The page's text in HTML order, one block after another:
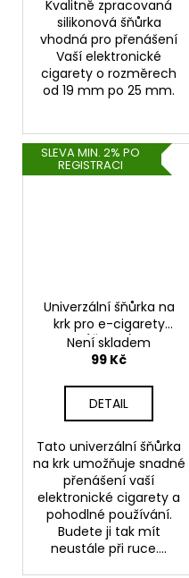
Kvalitně zpracovaná
silikonová šňůrka
vhodná pro přenášení
Vaší elektronické
cigarety o rozměrech
od 19 mm po 25 mm.
SLEVA MIN. 2% PO
REGISTRACI
Univerzální šňůrka na
krk pro e-cigarety
(Černá)
Není skladem
99 Kč
DETAIL
Tato univerzální šňůrka
na krk umožňuje snadné
přenášení vaší
elektronické cigarety a
pohodlné používání.
Budete ji tak mít
neustále při ruce....